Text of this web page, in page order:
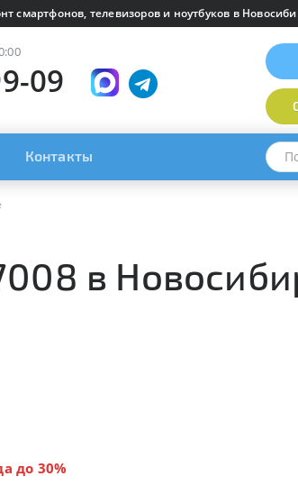
телевизоров и ноутбуков в
09
Контакты
в
до 30%